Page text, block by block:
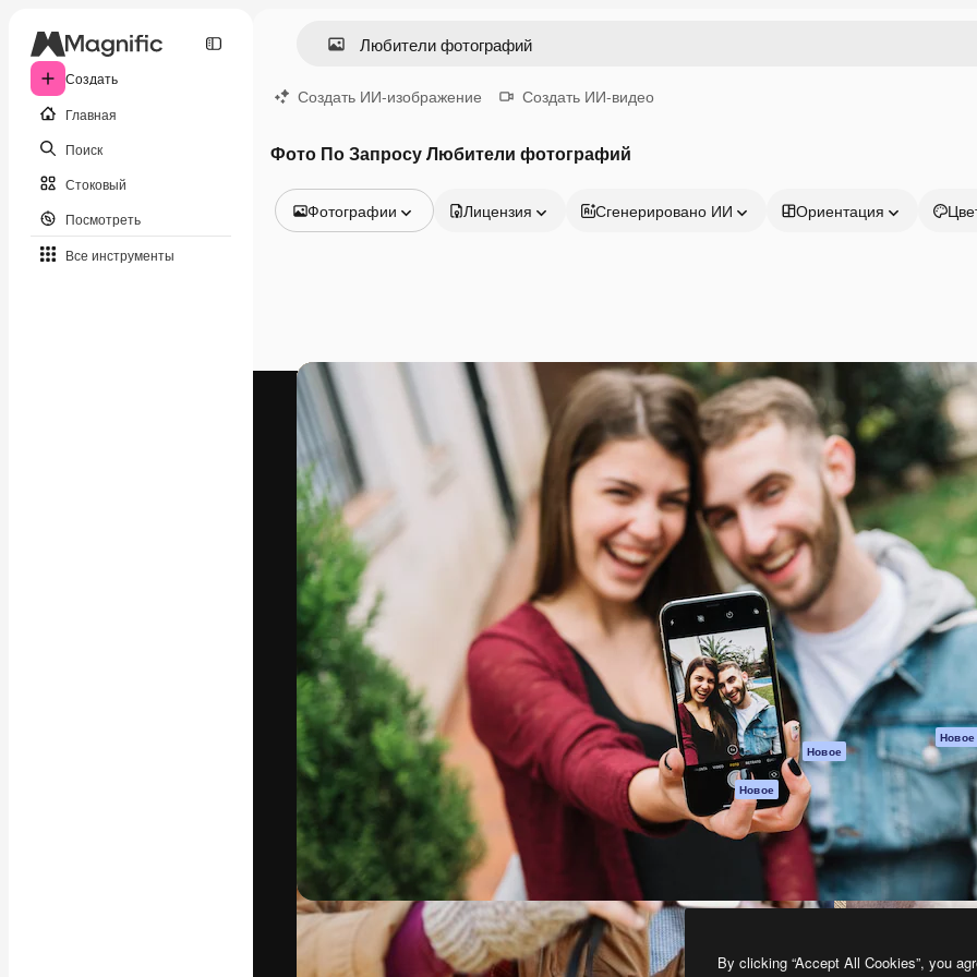
Создать
Главная
Поиск
Стоковый
Посмотреть
Все инструменты
Создать ИИ-изображение Создать ИИ-видео
Фото По Запросу Любители фотографий
Фотографии
Видео
Видеоролик
Моушн-дизайн
Видеошаблоны
Иконки
3D-модели
Шрифты
Лицензия Сгенерировано ИИ Ориентация
Креативная платформа для создания
ваших лучших работ. Более 1 миллиона
подписчиков среди креаторов,
предприятий, агентств и студий.
Продукция
Spaces
ИИ-помощник
Генератор
изображений ИИ
Генератор видео
ИИ
Генератор голоса
на основе ИИ
Стоковый контент
MCP для
Claude/ChatGPT
Новое
Агенты Новое
API
Мобильное
Все инструменты
Magnific
Начать
Academy
Документация
Пакету ИИ
Служба
поддержки
Условия и
положения
Политика
Оригиналы Новое
Политика
cookie
Центр доверия
Партнеры
Предприятие
By clicking “Accept All Cookies”, you